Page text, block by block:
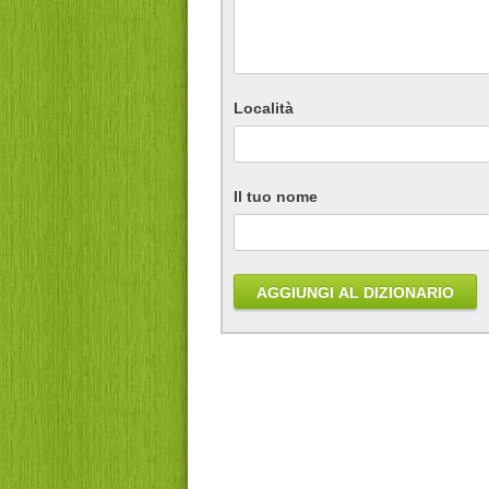
Località
Il tuo nome
AGGIUNGI AL DIZIONARIO